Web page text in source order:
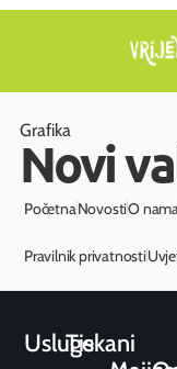
Grafika
Novi
PočetnaNovostiO
Pravilnik privatnosti
UslugeTiskani